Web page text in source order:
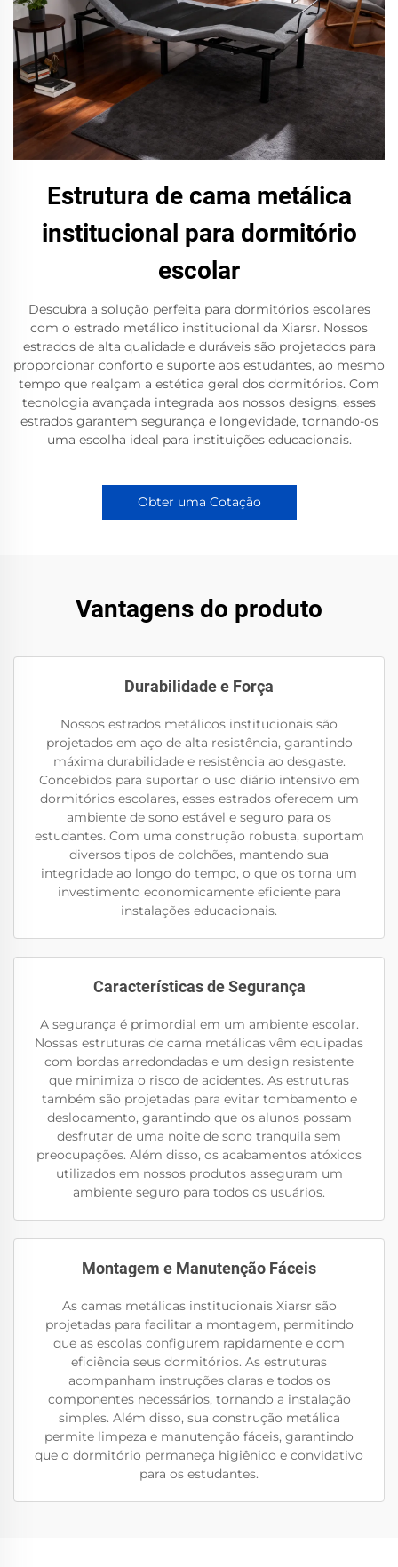
Estrutura de cama metálica
institucional para dormitório
escolar
Descubra a solução perfeita para dormitórios escolares
com o estrado metálico institucional da Xiarsr. Nossos
estrados de alta qualidade e duráveis são projetados para
proporcionar conforto e suporte aos estudantes, ao mesmo
tempo que realçam a estética geral dos dormitórios. Com
tecnologia avançada integrada aos nossos designs, esses
estrados garantem segurança e longevidade, tornando-os
uma escolha ideal para instituições educacionais.
Obter uma Cotação
Vantagens do produto
Durabilidade e Força
Nossos estrados metálicos institucionais são
projetados em aço de alta resistência, garantindo
máxima durabilidade e resistência ao desgaste.
Concebidos para suportar o uso diário intensivo em
dormitórios escolares, esses estrados oferecem um
ambiente de sono estável e seguro para os
estudantes. Com uma construção robusta, suportam
diversos tipos de colchões, mantendo sua
integridade ao longo do tempo, o que os torna um
investimento economicamente eficiente para
instalações educacionais.
Características de Segurança
A segurança é primordial em um ambiente escolar.
Nossas estruturas de cama metálicas vêm equipadas
com bordas arredondadas e um design resistente
que minimiza o risco de acidentes. As estruturas
também são projetadas para evitar tombamento e
deslocamento, garantindo que os alunos possam
desfrutar de uma noite de sono tranquila sem
preocupações. Além disso, os acabamentos atóxicos
utilizados em nossos produtos asseguram um
ambiente seguro para todos os usuários.
Montagem e Manutenção Fáceis
As camas metálicas institucionais Xiarsr são
projetadas para facilitar a montagem, permitindo
que as escolas configurem rapidamente e com
eficiência seus dormitórios. As estruturas
acompanham instruções claras e todos os
componentes necessários, tornando a instalação
simples. Além disso, sua construção metálica
permite limpeza e manutenção fáceis, garantindo
que o dormitório permaneça higiênico e convidativo
para os estudantes.